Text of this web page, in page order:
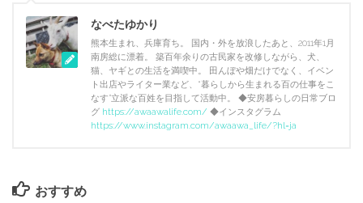
なべたゆかり
熊本生まれ、兵庫育ち。 国内・外を放浪したあと、2011年1月
南房総に漂着。 築百年余りの古民家を改修しながら、犬、
猫、ヤギとの生活を満喫中。 田んぼや畑だけでなく、イベン
ト出店やライター業など、“暮らしから生まれる百の仕事をこ
なす”立派な百姓を目指して活動中。 ◆安房暮らしの日常ブロ
グ https://awaawalife.com/ ◆インスタグラム
https://www.instagram.com/awaawa_life/?hl=ja
おすすめ